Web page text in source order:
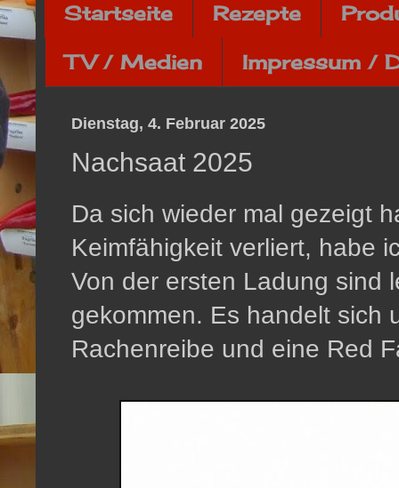
Startseite Rezepte
TV / Medien Impressum /
Dienstag, 4. Februar 2025
Nachsaat 2025
Da sich wieder mal gezeigt
Keimfähigkeit verliert, habe
Von der ersten Ladung sind
gekommen. Es handelt sich
Rachenreibe und eine Red